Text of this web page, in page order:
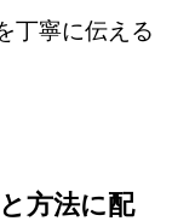
丁寧に伝える
方法に配